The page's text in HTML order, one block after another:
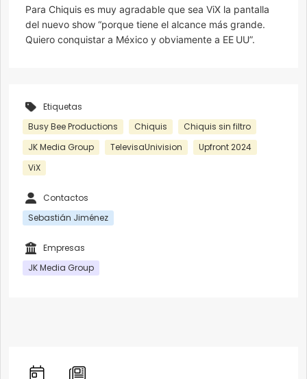
Para Chiquis es muy agradable que sea ViX la pantalla
del nuevo show “porque tiene el alcance más grande.
Quiero conquistar a México y obviamente a EE UU”.
Etiquetas
Busy Bee Productions
Chiquis
Chiquis sin filtro
JK Media Group
TelevisaUnivision
Upfront 2024
ViX
Contactos
Sebastián Jiménez
Empresas
JK Media Group